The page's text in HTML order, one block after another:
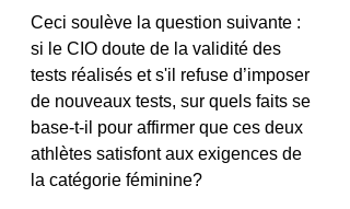
Ceci soulève la question suivante :
si le CIO doute de la validité des
tests réalisés et s'il refuse d’imposer
de nouveaux tests, sur quels faits se
base-t-il pour affirmer que ces deux
athlètes satisfont aux exigences de
la catégorie féminine?